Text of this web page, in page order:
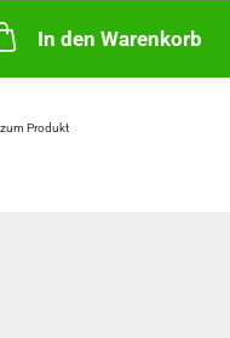
In den Warenkorb
Produkt